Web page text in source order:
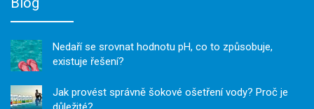
Nedaří se srovnat hodnotu pH, co to způsobuje,
existuje řešení?
Jak provést správně šokové ošetření vody? Proč je